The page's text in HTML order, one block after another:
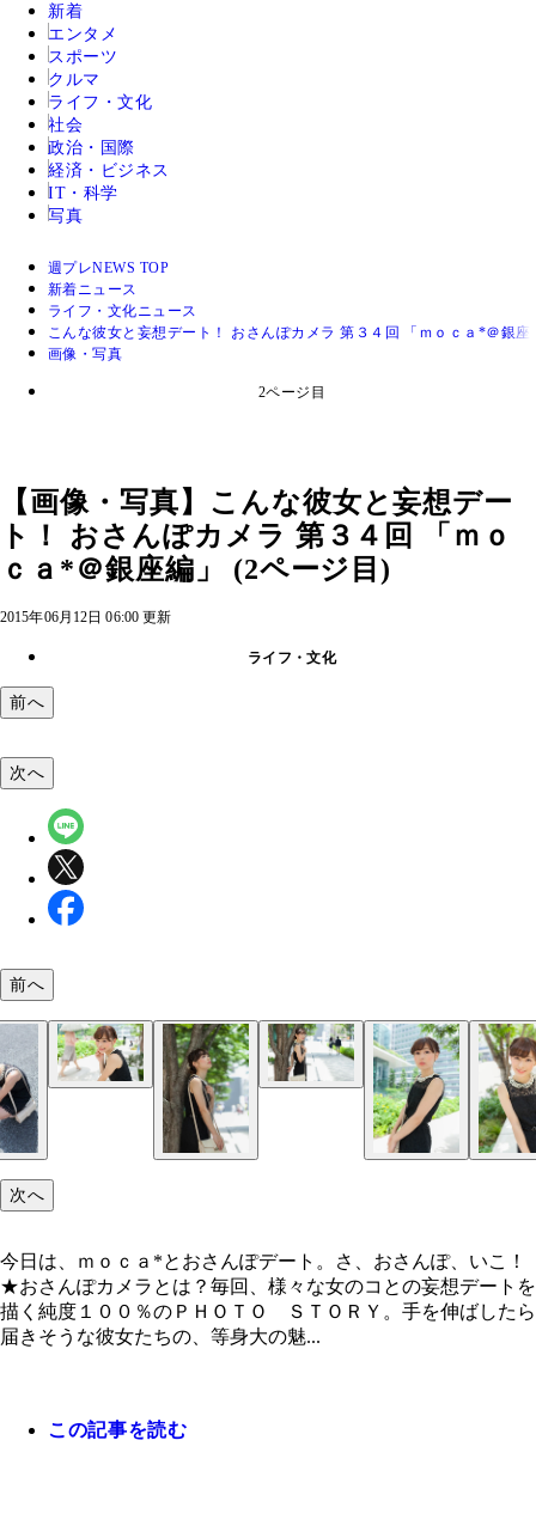
新着
エンタメ
スポーツ
クルマ
ライフ・文化
社会
政治・国際
経済・ビジネス
IT・科学
写真
週プレNEWS TOP
新着ニュース
ライフ・文化ニュース
こんな彼女と妄想デート！ おさんぽカメラ 第３４回 「ｍｏｃａ*＠銀座
画像・写真
2ページ目
【画像・写真】こんな彼女と妄想デー
ト！ おさんぽカメラ 第３４回 「ｍｏ
ｃａ*＠銀座編」 (2ページ目)
2015年06月12日 06:00 更新
ライフ・文化
前へ
次へ
前へ
次へ
今日は、ｍｏｃａ*とおさんぽデート。さ、おさんぽ、いこ！
★おさんぽカメラとは？毎回、様々な女のコとの妄想デートを
描く純度１００％のＰＨＯＴＯ ＳＴＯＲＹ。手を伸ばしたら
届きそうな彼女たちの、等身大の魅...
この記事を読む